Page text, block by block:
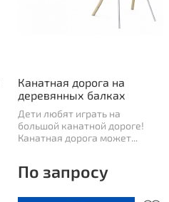
Канатная дорога на
деревянных балках
Дети любят играть на
большой канатной дороге!
Канатная дорога может...
По запросу